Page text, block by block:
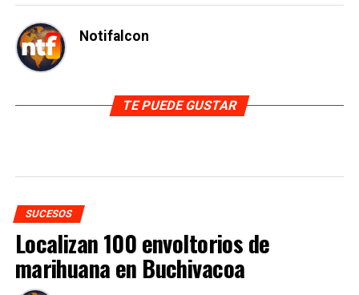
Notifalcon
TE PUEDE GUSTAR
SUCESOS
Localizan 100 envoltorios de
marihuana en Buchivacoa